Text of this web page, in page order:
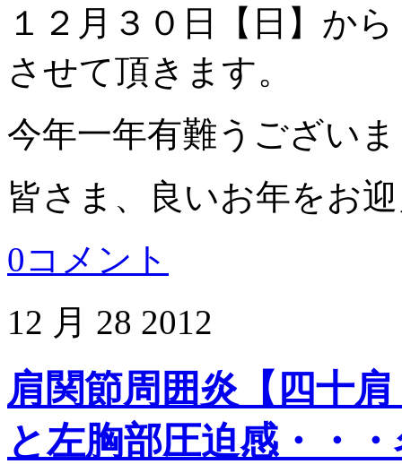
１２月３０日【日】か
させて頂きます。
今年一年有難うござい
皆さま、良いお年をお
0コメント
12 月 28 2012
肩関節周囲炎【四十
と左胸部圧迫感・・